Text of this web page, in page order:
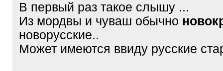
В первый раз такое слышу ...
Из мордвы и чуваш обычно
новорусские..
Может имеются ввиду русские